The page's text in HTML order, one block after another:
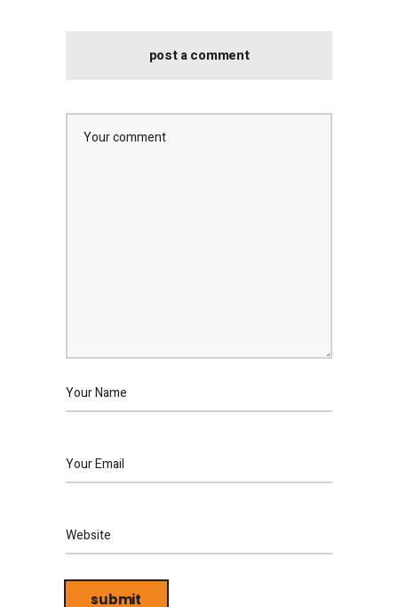
post a comment